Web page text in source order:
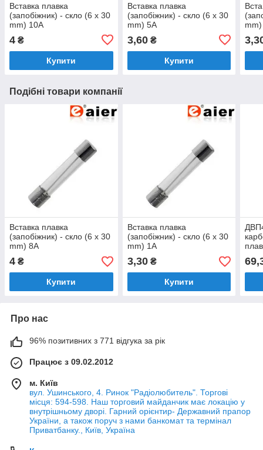
Вставка плавка
(запобіжник) - скло (6 x 30
mm) 10A
4 ₴
Купити
Вставка плавка
(запобіжник) - скло (6 x 30
mm) 5A
3,60₴
Купити
Подібні товари компанії
Вставка плавка
(запобіжник) - скло (6 x 30
mm) 8A
4 ₴
Купити
Вставка плавка
(запобіжник) - скло (6 x 30
mm) 1A
3,30₴
Купити
Про нас
96% позитивних з 771 відгука за рік
Працює з 09.02.2012
м. Київ
вул. Ушинського, 4. Ринок "Радіолюбитель". Торгові
місця: 594-598. Наш торговий майданчик має локацію у
внутрішньому дворі. Гарний орієнтир- Державний прапор
України, а також поруч з нами банкомат та термінал
Приватбанку., Київ, Україна